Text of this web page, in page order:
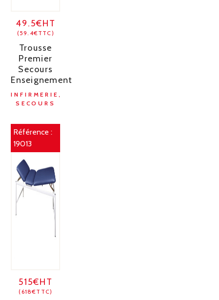
49.5€HT
(59.4€TTC)
Trousse
Premier
Secours
Enseignement
INFIRMERIE,
SECOURS
Référence :
19013
515€HT
(618€TTC)